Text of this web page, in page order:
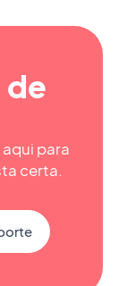
de
para
certa.